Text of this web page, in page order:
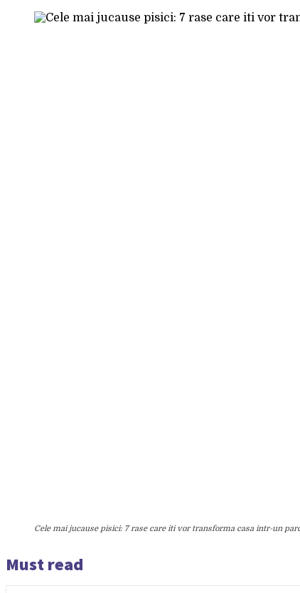
Cele mai jucause pisici: 7 rase care iti vor transforma casa intr-un
Must read